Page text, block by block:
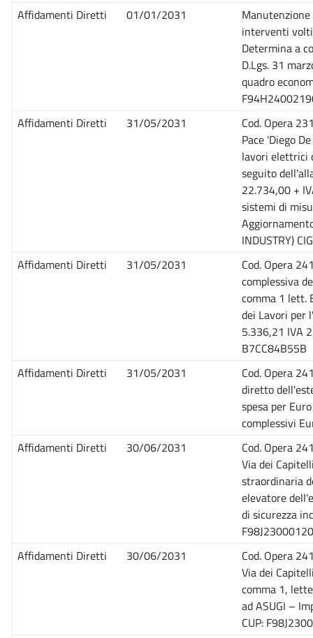
Affidamenti Diretti
01/01/2031
interventi
Determina a
D.Lgs. 31
quadro
Affidamenti Diretti
31/05/2031
Cod. Opera
Pace 'Diego
lavori elettrici
seguito
22.734,00 +
sistemi di
INDUSTRY)
Affidamenti Diretti
31/05/2031
Cod. Opera
complessiva
comma 1 lett.
dei Lavori per
5.336,21 IVA
B7CC84B55B
Affidamenti Diretti
31/05/2031
Cod. Opera
diretto
spesa per
complessivi
Affidamenti Diretti
30/06/2031
Cod. Opera
Via dei
straordinaria
elevatore
di sicurezza
Affidamenti Diretti
30/06/2031
Cod. Opera
Via dei
comma 1,
ad ASUGI –
CUP: